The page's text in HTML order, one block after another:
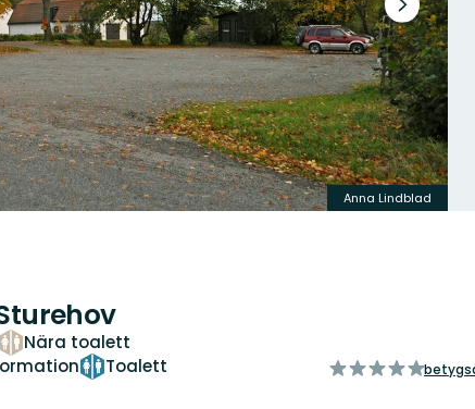
Nästa
bildspel
Anna Lindblad
Nära toalett
Toalett
av